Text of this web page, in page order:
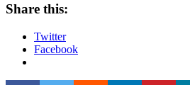
Share this:
Twitter
Facebook